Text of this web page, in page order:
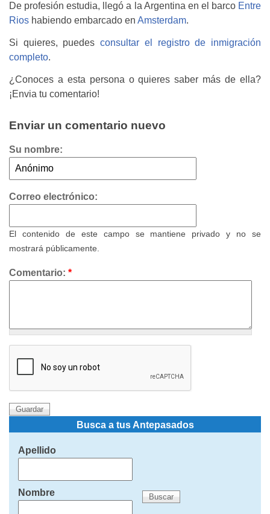
De profesión estudia, llegó a la Argentina en el barco Entre
Rios habiendo embarcado en Amsterdam.
Si quieres, puedesconsultar el registro de inmigración
completo.
¿Conoces a esta persona o quieres saber más de ella?
¡Envia tu comentario!
Enviar un comentario nuevo
Su nombre:
Correo electrónico:
El contenido de este campo se mantiene privado y no se
mostrará públicamente.
Comentario: *
Busca a tus Antepasados
Apellido
Nombre